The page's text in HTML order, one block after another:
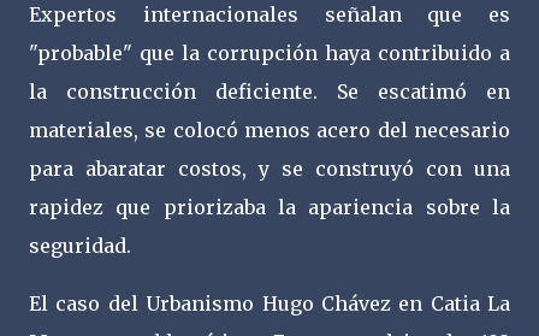
Expertos internacionales señalan que es
"probable" que la corrupción haya contribuido a
la construcción deficiente. Se escatimó en
materiales, se colocó menos acero del necesario
para abaratar costos, y se construyó con una
rapidez que priorizaba la apariencia sobre la
seguridad.
El caso del Urbanismo Hugo Chávez en Catia La